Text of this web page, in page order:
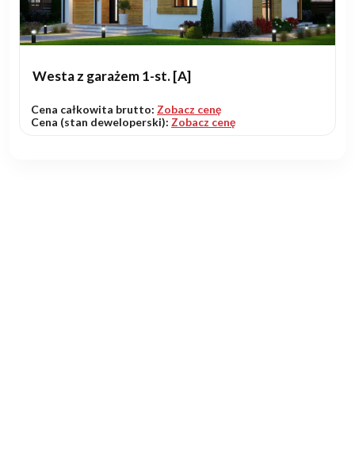
Westa z garażem 1-st. [A]
Cena całkowita brutto: Zobacz cenę
Cena (stan deweloperski): Zobacz cenę